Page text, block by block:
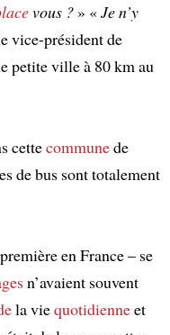
vous ?» «Je n’y
vice-président de
petite ville à 80 km au
cettecommunede
de bus sont totalement
en France – se
n’avaient souvent
la viequotidienneet